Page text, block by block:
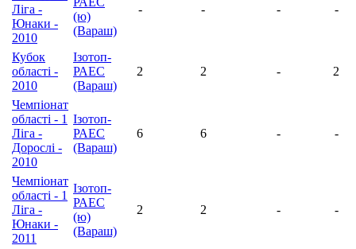
Ліга -
Юнаки -
2010
(ю)
(Вараш)
- - - -
Кубок
області -
2010
Ізотоп-
РАЕС
(Вараш)
2 2 - 2
Чемпіонат
області - 1
Ліга -
Дорослі -
2010
Ізотоп-
РАЕС
(Вараш)
6 6 - -
Чемпіонат
області - 1
Ліга -
Юнаки -
2011
Ізотоп-
РАЕС
(ю)
(Вараш)
2 2 - -